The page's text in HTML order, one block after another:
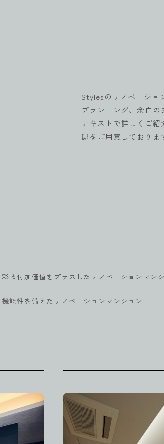
Stylesのリノベーショ
プランニング、余白
テキストで詳しくご
邸をご用意しておりま
る付加価値をプラスしたリノベーションマン
能性を備えたリノベーションマンション